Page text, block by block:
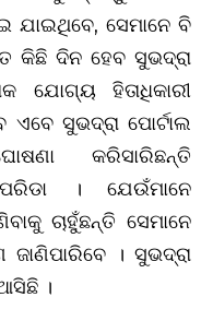
ଯାଇଥିବେ, ସେମାନେ ବି
କିଛି ଦିନ ହେବ ସୁଭଦ୍ରା
ଯୋଗ୍ୟ ହିତାଧିକାରୀ
ସୁଭଦ୍ରା ପୋର୍ଟାଲ
କରିସାରିଛନ୍ତି
। ଯେଉଁମାନେ
ଚାହୁଁଛନ୍ତି ସେମାନେ
। ସୁଭଦ୍ରା
।